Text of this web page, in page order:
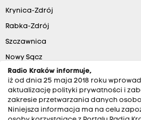
Krynica-Zdrój
Rabka-Zdrój
Szczawnica
Nowy Sącz
Radio Kraków informuje,
iż od dnia 25 maja 2018 roku
aktualizację polityki prywatności i
zakresie przetwarzania danych
Niniejsza informacja ma na celu